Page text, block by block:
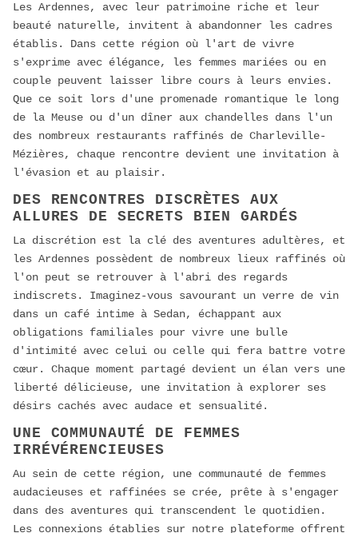
Les Ardennes, avec leur patrimoine riche et leur
beauté naturelle, invitent à abandonner les cadres
établis. Dans cette région où l'art de vivre
s'exprime avec élégance, les femmes mariées ou en
couple peuvent laisser libre cours à leurs envies.
Que ce soit lors d'une promenade romantique le long
de la Meuse ou d'un dîner aux chandelles dans l'un
des nombreux restaurants raffinés de Charleville-
Mézières, chaque rencontre devient une invitation à
l'évasion et au plaisir.
DES RENCONTRES DISCRÈTES AUX
ALLURES DE SECRETS BIEN GARDÉS
La discrétion est la clé des aventures adultères, et
les Ardennes possèdent de nombreux lieux raffinés où
l'on peut se retrouver à l'abri des regards
indiscrets. Imaginez-vous savourant un verre de vin
dans un café intime à Sedan, échappant aux
obligations familiales pour vivre une bulle
d'intimité avec celui ou celle qui fera battre votre
cœur. Chaque moment partagé devient un élan vers une
liberté délicieuse, une invitation à explorer ses
désirs cachés avec audace et sensualité.
UNE COMMUNAUTÉ DE FEMMES
IRRÉVÉRENCIEUSES
Au sein de cette région, une communauté de femmes
audacieuses et raffinées se crée, prête à s'engager
dans des aventures qui transcendent le quotidien.
Les connexions établies sur notre plateforme offrent